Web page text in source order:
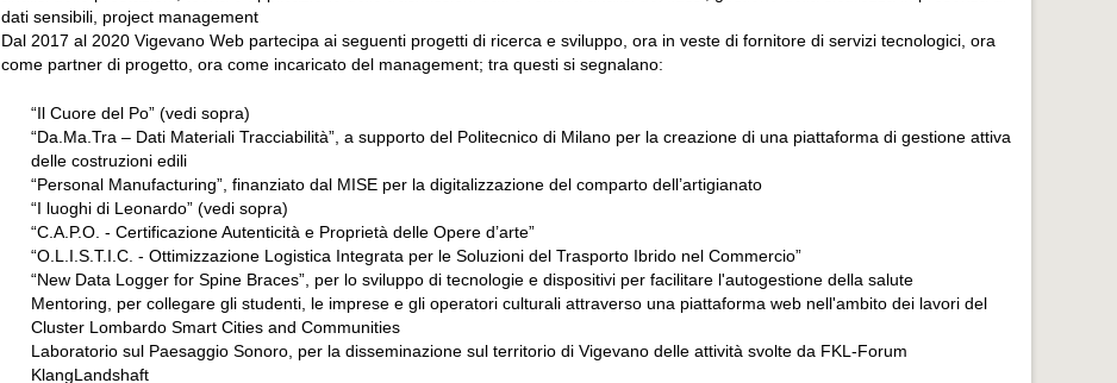
dati sensibili, project management
Dal 2017 al 2020 Vigevano Web partecipa ai seguenti progetti di ricerca e sviluppo, ora in veste di fornitore di servizi tecnologici, ora
come partner di progetto, ora come incaricato del management; tra questi si segnalano:
“Il Cuore del Po” (vedi sopra)
“Da.Ma.Tra – Dati Materiali Tracciabilità”, a supporto del Politecnico di Milano per la creazione di una piattaforma di gestione attiva
delle costruzioni edili
“Personal Manufacturing”, finanziato dal MISE per la digitalizzazione del comparto dell’artigianato
“I luoghi di Leonardo” (vedi sopra)
“C.A.P.O. - Certificazione Autenticità e Proprietà delle Opere d’arte”
“O.L.I.S.T.I.C. - Ottimizzazione Logistica Integrata per le Soluzioni del Trasporto Ibrido nel Commercio”
“New Data Logger for Spine Braces”, per lo sviluppo di tecnologie e dispositivi per facilitare l'autogestione della salute
Mentoring, per collegare gli studenti, le imprese e gli operatori culturali attraverso una piattaforma web nell'ambito dei lavori del
Cluster Lombardo Smart Cities and Communities
Laboratorio sul Paesaggio Sonoro, per la disseminazione sul territorio di Vigevano delle attività svolte da FKL-Forum
KlangLandshaft